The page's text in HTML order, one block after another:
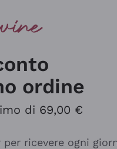
ordine
di 69,00 €
ricevere ogni